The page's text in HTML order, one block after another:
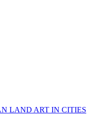
LAND ART IN CITIES